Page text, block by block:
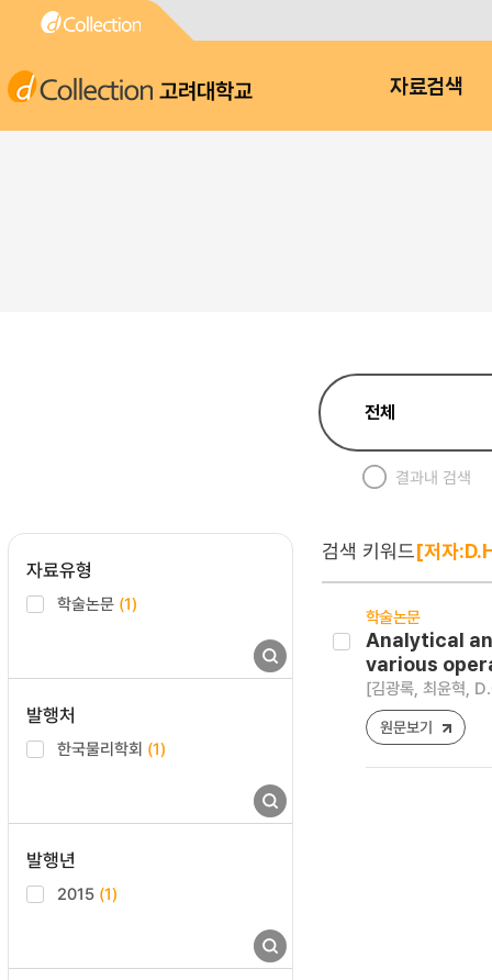
고려대학교 자료검색
결과내 검색
자료유형
학술논문 (1)
발행처
한국물리학회 (1)
발행년
2015 (1)
검색 키워드[저자
학술논문
Analytical
various
[김광록, 최윤혁,
원문보기